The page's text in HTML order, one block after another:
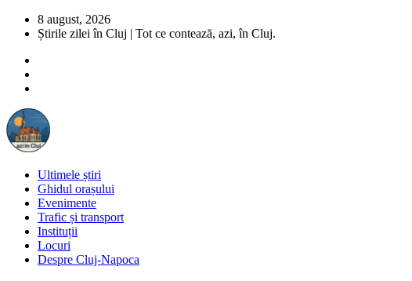
8 august, 2026
Știrile zilei în Cluj | Tot ce contează, azi, în Cluj.
Ultimele știri
Ghidul orașului
Evenimente
Trafic și transport
Instituții
Locuri
Despre Cluj-Napoca